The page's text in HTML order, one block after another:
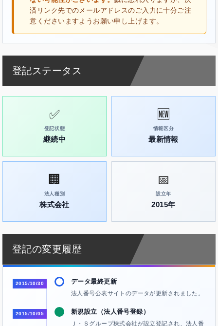
済リンク先でのメールアドレスのご入力に十分ご注
意くださいますようお願い申し上げます。
登記ステータス
✅
登記状態
継続中
🆕
情報区分
最新情報
🏢
法人種別
株式会社
📅
設立年
2015年
登記の変更履歴
2015/10/30 データ最終更新
法人番号公表サイトのデータが更新されました。
2015/10/05 新規設立（法人番号登録）
Ｊ・Ｓグループ株式会社が設立登記され、法人番